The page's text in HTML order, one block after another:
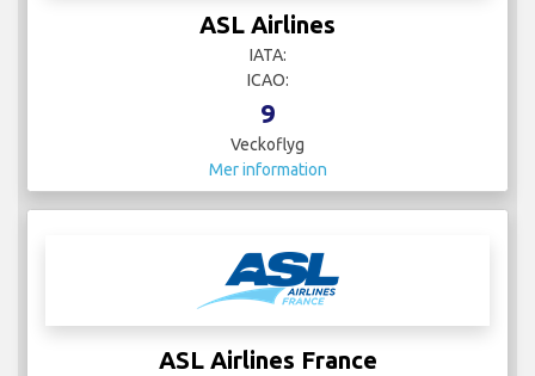
ASL Airlines
IATA:
ICAO:
9
Veckoflyg
Mer information
ASL Airlines France